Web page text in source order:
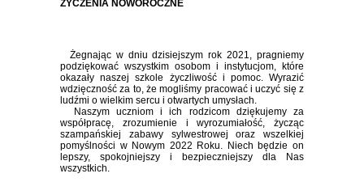
ŻYCZENIA NOWOROCZNE
Żegnając w dniu dzisiejszym rok 2021, pragniemy
podziękować wszystkim osobom i instytucjom, które
okazały naszej szkole życzliwość i pomoc. Wyrazić
wdzięczność za to, że mogliśmy pracować i uczyć się z
ludźmi o wielkim sercu i otwartych umysłach.
Naszym uczniom i ich rodzicom dziękujemy za
współpracę, zrozumienie i wyrozumiałość, życząc
szampańskiej zabawy sylwestrowej oraz wszelkiej
pomyślności w Nowym 2022 Roku. Niech będzie on
lepszy, spokojniejszy i bezpieczniejszy dla Nas
wszystkich.